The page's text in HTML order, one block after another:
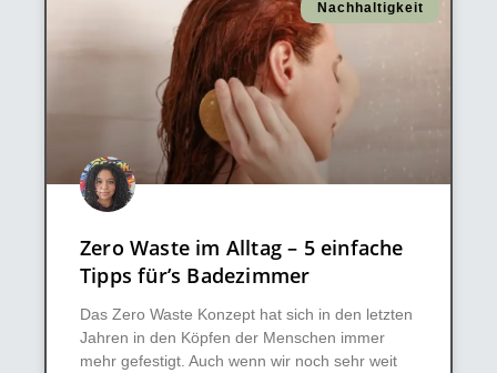
Nachhaltigkeit
Zero Waste im Alltag – 5 einfache
Tipps für’s Badezimmer
Das Zero Waste Konzept hat sich in den letzten
Jahren in den Köpfen der Menschen immer
mehr gefestigt. Auch wenn wir noch sehr weit